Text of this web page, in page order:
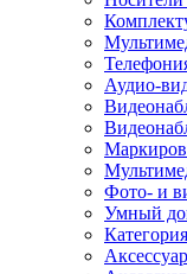
Аудио-
Фото- и
Умный